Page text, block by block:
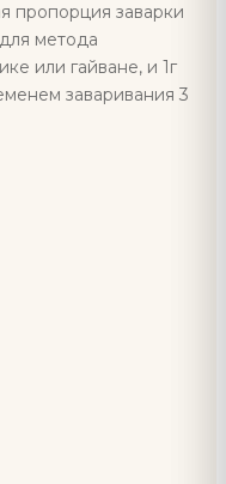
пропорция заварки
метода
или гайване, и 1г
заваривания 3